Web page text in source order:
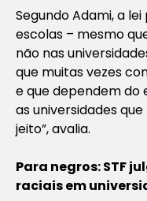
Segundo Adami, a
escolas – mesmo
não nas
que muitas vezes
e que dependem do
as universidades
jeito”, avalia.
Para negros: STF
raciais em